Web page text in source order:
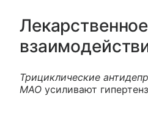
Лекарственное
Трициклические
МАО усиливают